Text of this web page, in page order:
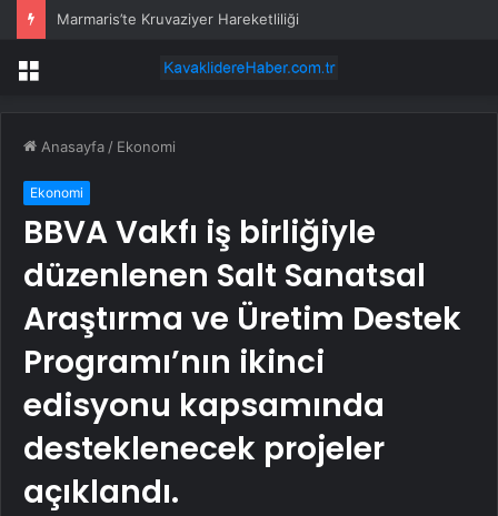
Marmaris’te Kruvaziyer Hareketliliği
Menü
Anasayfa / Ekonomi
Ekonomi
BBVA Vakfı iş birliğiyle
düzenlenen Salt Sanatsal
Araştırma ve Üretim Destek
Programı’nın ikinci
edisyonu kapsamında
desteklenecek projeler
açıklandı.